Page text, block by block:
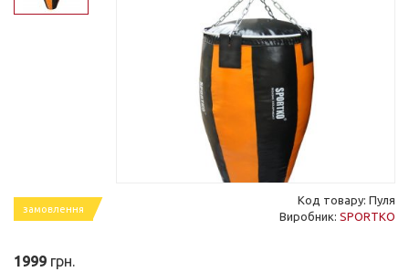
замовлення
Код товару: Пуля
Виробник: SPORTKO
1999 грн.